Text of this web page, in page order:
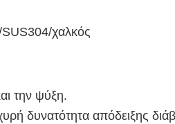
SUS304/χαλκός
την ψύξη.
δυνατότητα απόδειξης